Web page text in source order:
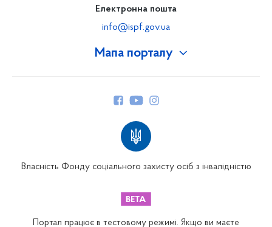
Мапа порталу
Електронна пошта
info@ispf.gov.ua
Власність Фонду соціального захисту осіб з інвалідністю
Портал працює в тестовому режимі. Якщо ви маєте